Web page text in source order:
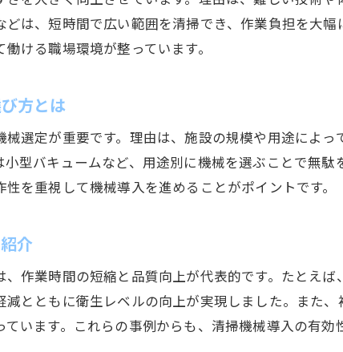
清掃機械導入時に注意すべき課題と対策
清掃バイトの作業効率を上げる機械活用法
清掃バイトや求人動向から見る業界の今
上田市で清掃バイト求人が増加する理由と
求人情報から見る清掃機械活用の現状と展
清掃バイトが求められるスキルと仕事内容の
清掃バイト経験がキャリアに生かせる理由
業務改善に役立つ清掃機械の選び方とは
現場に合った清掃機械選定の基準を解説
は、短時間で広い範囲を清掃でき、作業負担を大
ける職場環境が整っています。
方とは
選定が重要です。理由は、施設の規模や用途によ
型バキュームなど、用途別に機械を選ぶことで無
を重視して機械導入を進めることがポイントです。
介
作業時間の短縮と品質向上が代表的です。たとえ
とともに衛生レベルの向上が実現しました。また
います。これらの事例からも、清掃機械導入の有効